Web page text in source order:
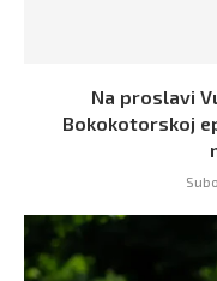
Na proslavi
Bokokotorskoj